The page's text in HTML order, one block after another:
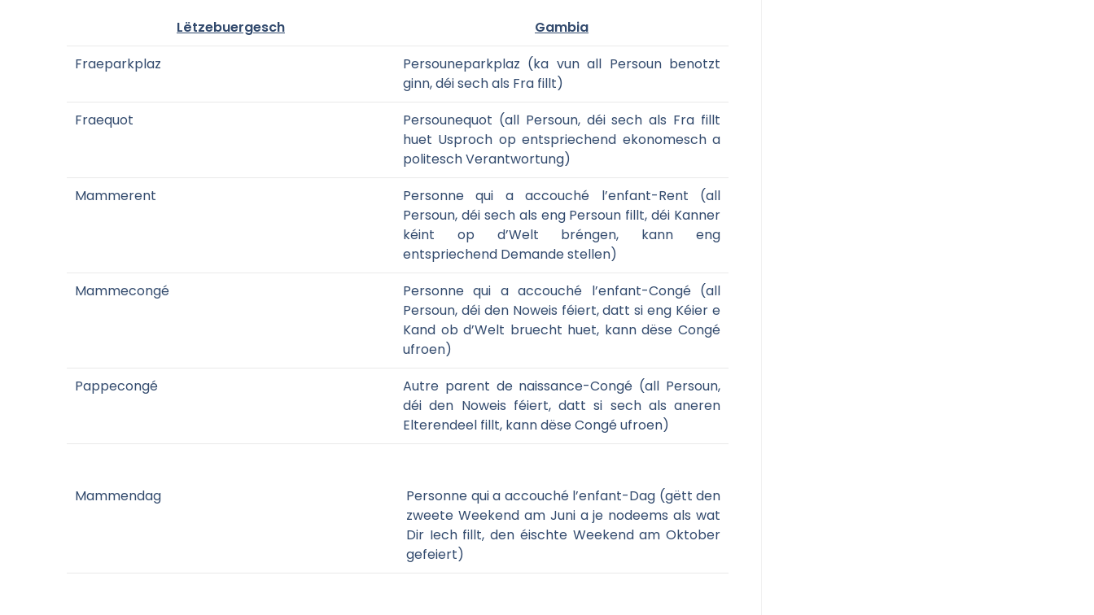
Lëtzebuergesch
Gambia
Fraeparkplaz
Persouneparkplaz (ka vun all Persoun benotzt
ginn, déi sech als Fra fillt)
Fraequot
Persounequot (all Persoun, déi sech als Fra fillt
huet Usproch op entspriechend ekonomesch a
politesch Verantwortung)
Mammerent
Personne qui a accouché l’enfant-Rent (all
Persoun, déi sech als eng Persoun fillt, déi Kanner
kéint op d’Welt bréngen, kann eng
entspriechend Demande stellen)
Mammecongé
Personne qui a accouché l’enfant-Congé (all
Persoun, déi den Noweis féiert, datt si eng Kéier e
Kand ob d’Welt bruecht huet, kann dëse Congé
ufroen)
Pappecongé
Autre parent de naissance-Congé (all Persoun,
déi den Noweis féiert, datt si sech als aneren
Elterendeel fillt, kann dëse Congé ufroen)
Mammendag
Personne qui a accouché l’enfant-Dag (gëtt den
zweete Weekend am Juni a je nodeems als wat
Dir Iech fillt, den éischte Weekend am Oktober
gefeiert)